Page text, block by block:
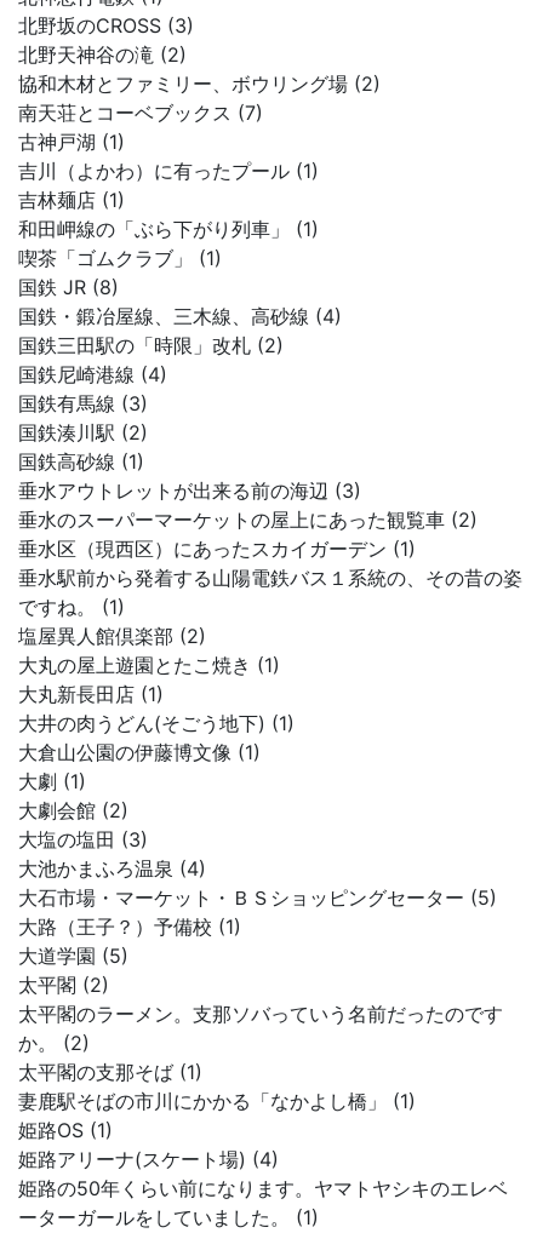
北野坂のCROSS (3)
北野天神谷の滝 (2)
協和木材とファミリー、ボウリング場 (2)
南天荘とコーベブックス (7)
古神戸湖 (1)
吉川（よかわ）に有ったプール (1)
吉林麺店 (1)
和田岬線の「ぶら下がり列車」 (1)
喫茶「ゴムクラブ」 (1)
国鉄 JR (8)
国鉄・鍛冶屋線、三木線、高砂線 (4)
国鉄三田駅の「時限」改札 (2)
国鉄尼崎港線 (4)
国鉄有馬線 (3)
国鉄湊川駅 (2)
国鉄高砂線 (1)
垂水アウトレットが出来る前の海辺 (3)
垂水のスーパーマーケットの屋上にあった観覧車 (2)
垂水区（現西区）にあったスカイガーデン (1)
垂水駅前から発着する山陽電鉄バス１系統の、その昔の姿
ですね。 (1)
塩屋異人館倶楽部 (2)
大丸の屋上遊園とたこ焼き (1)
大丸新長田店 (1)
大井の肉うどん(そごう地下) (1)
大倉山公園の伊藤博文像 (1)
大劇 (1)
大劇会館 (2)
大塩の塩田 (3)
大池かまふろ温泉 (4)
大石市場・マーケット・ＢＳショッピングセーター (5)
大路（王子？）予備校 (1)
大道学園 (5)
太平閣 (2)
太平閣のラーメン。支那ソバっていう名前だったのです
か。 (2)
太平閣の支那そば (1)
妻鹿駅そばの市川にかかる「なかよし橋」 (1)
姫路OS (1)
姫路アリーナ(スケート場) (4)
姫路の50年くらい前になります。ヤマトヤシキのエレベ
ーターガールをしていました。 (1)